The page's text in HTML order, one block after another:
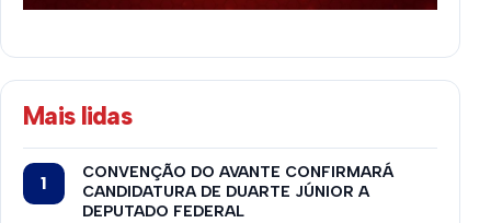
Mais lidas
CONVENÇÃO DO AVANTE CONFIRMARÁ
CANDIDATURA DE DUARTE JÚNIOR A
DEPUTADO FEDERAL